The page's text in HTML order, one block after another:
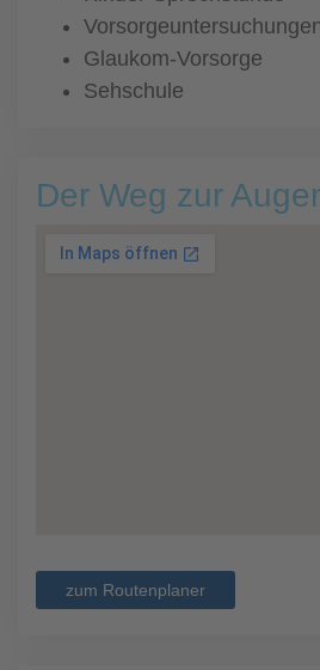
Glaukom-Vorsorge
Sehschule
Der Weg zur
zum Routenplaner